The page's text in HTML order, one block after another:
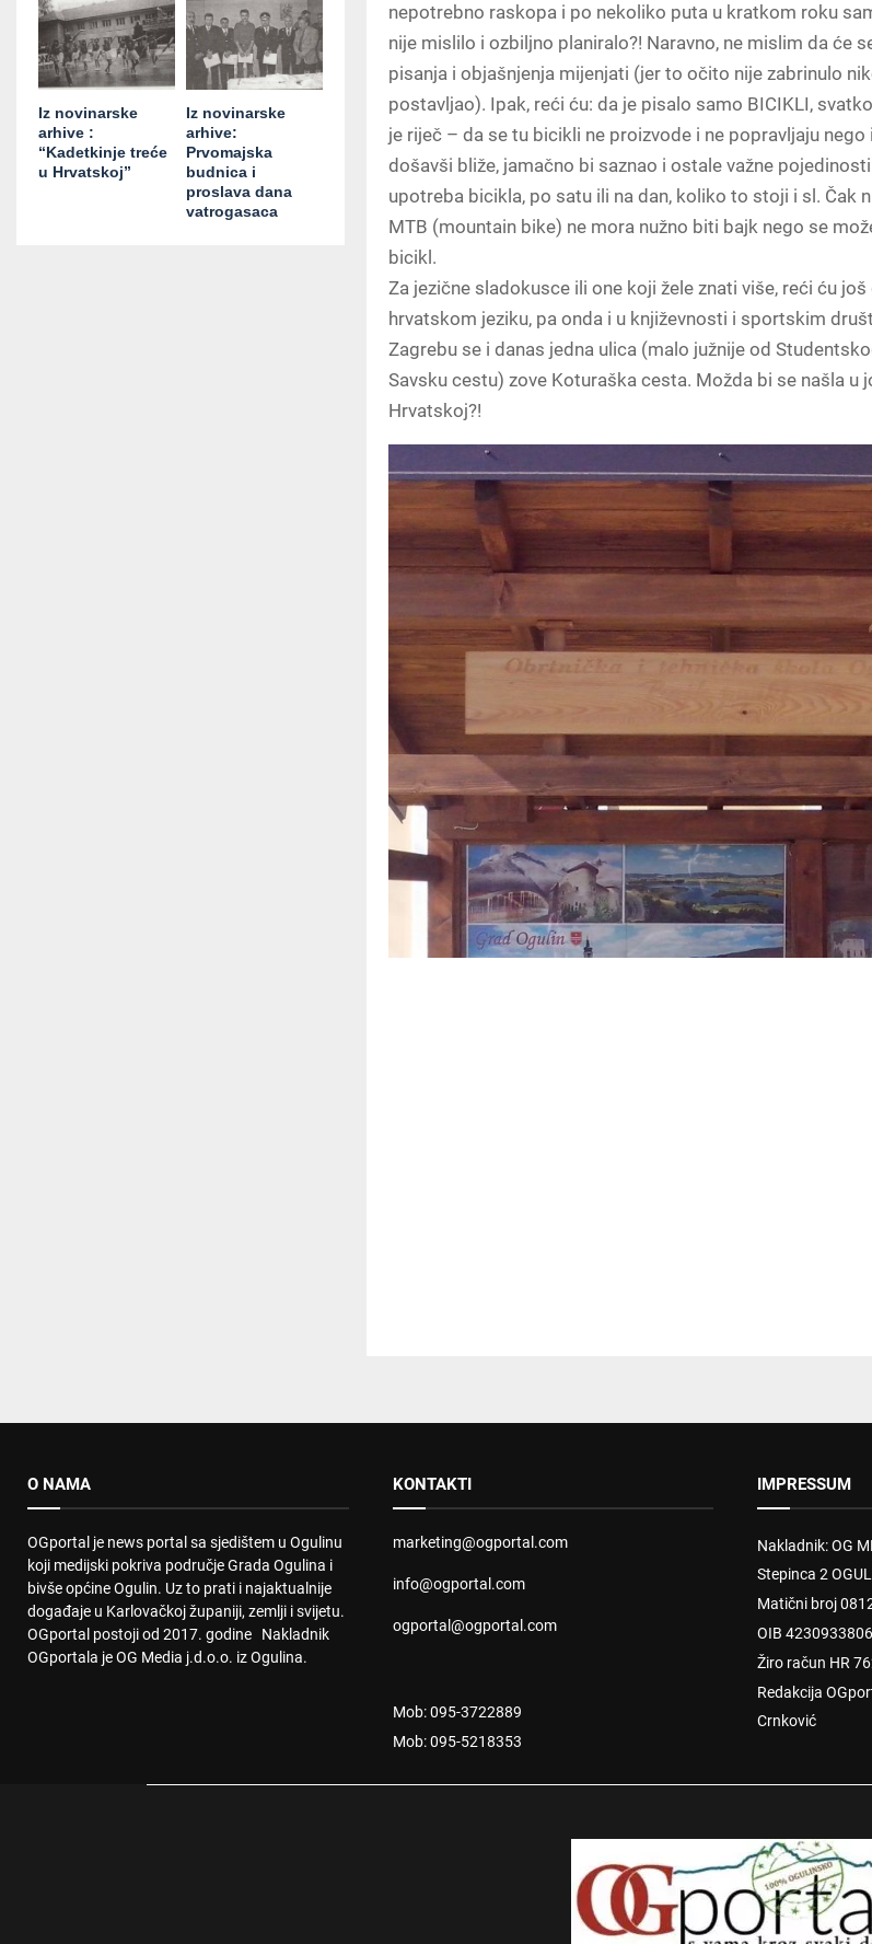
nepotrebno raskopa i po nekoliko puta u kratkom roku
nije mislilo i ozbiljno planiralo?! Naravno, ne mislim da će
pisanja i objašnjenja mijenjati (jer to očito nije zabrinulo
postavljao). Ipak, reći ću: da je pisalo samo BICIKLI,
je riječ – da se tu bicikli ne proizvode i ne popravljaju nego
došavši bliže, jamačno bi saznao i ostale važne
upotreba bicikla, po satu ili na dan, koliko to stoji i sl. Čak
MTB (mountain bike) ne mora nužno biti bajk nego se
bicikl.
Za jezične sladokusce ili one koji žele znati više, reći ću
hrvatskom jeziku, pa onda i u književnosti i sportskim
Zagrebu se i danas jedna ulica (malo južnije od
Savsku cestu) zove Koturaška cesta. Možda bi se našla u
Hrvatskoj?!
Iz novinarske
arhive :
“Kadetkinje treće
u Hrvatskoj”
Iz novinarske
arhive:
Prvomajska
budnica i
proslava dana
vatrogasaca
O NAMA
OGportal je news portal sa sjedištem u Ogulinu
koji medijski pokriva područje Grada Ogulina i
bivše općine Ogulin. Uz to prati i najaktualnije
događaje u Karlovačkoj županiji, zemlji i svijetu.
OGportal postoji od 2017. godine Nakladnik
OGportala je OG Media j.d.o.o. iz Ogulina.
KONTAKTI
marketing@ogportal.com
info@ogportal.com
ogportal@ogportal.com
Mob: 095-3722889
Mob: 095-5218353
IMPRESSUM
Nakladnik: OG
Stepinca 2
Matični broj
OIB
Žiro račun HR
Redakcija
Crnković